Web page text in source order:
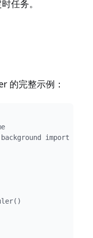
任务。
的完整示例：
import